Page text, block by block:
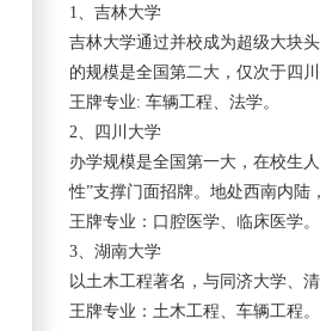
1、吉林大学
吉林大学通过并校成为超级大块
的规模是全国第二大，仅次于四川
王牌专业: 车辆工程、法学。
2、四川大学
办学规模是全国第一大，在校生
性”支撑门面招牌。地处西南内陆
王牌专业：口腔医学、临床医学。
3、湖南大学
以土木工程著名，与同济大学、
王牌专业：土木工程、车辆工程。